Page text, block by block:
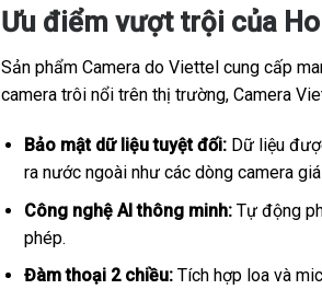
Ưu điểm vượt trội của
Sản phẩm Camera do Viettel cung cấp
camera trôi nổi trên thị trường, Camera
Bảo mật dữ liệu tuyệt đối:Dữ liệu
ra nước ngoài như các dòng camera giá
Công nghệ AI thông minh:Tự động
phép.
Đàm thoại 2 chiều:Tích hợp loa và